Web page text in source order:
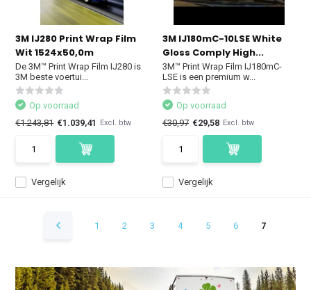
3M IJ280 Print Wrap Film
Wit 1524x50,0m
De 3M™ Print Wrap Film IJ280 is
3M beste voertui...
Vergelijk
Op voorraad
€1.243,81 €1.039,41 Excl. btw
3M IJ180mC-10LSE White
Gloss Comply High...
3M™ Print Wrap Film IJ180mC-
LSE is een premium w...
Vergelijk
Op voorraad
€30,97 €29,58 Excl. btw
1 2 3 4 5 6 7